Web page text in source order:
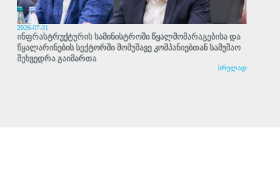
2026-07-31
ინფრასტრუქტურის სამინისტროში წყალმომარაგებისა და
წყალარინების სექტორში მომუშავე კომპანიებთან სამუშაო
შეხვედრა გაიმართა
სრულად